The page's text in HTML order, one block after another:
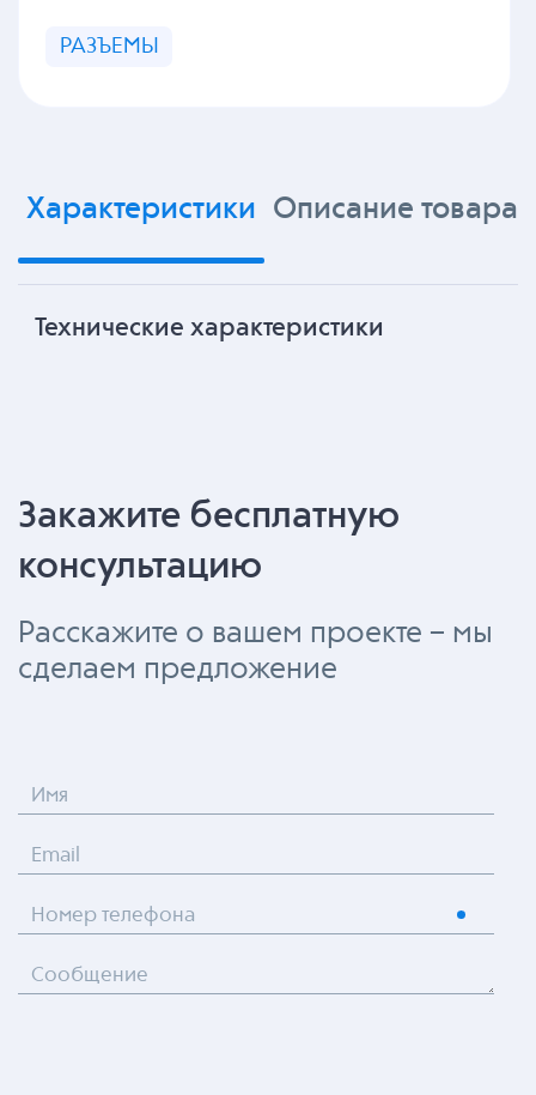
РАЗЪЕМЫ
Характеристики Описание товара
Технические характеристики
Закажите бесплатную
консультацию
Расскажите о вашем проекте – мы
сделаем предложение
Имя
Email
Номер телефона
Сообщение